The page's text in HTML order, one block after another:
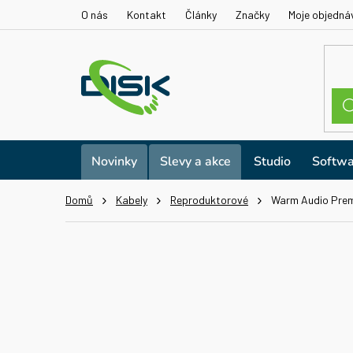
O nás Kontakt Články Značky Moje
Novinky Slevy a akce Studio
Domů Kabely Reproduktorové Warm Audio